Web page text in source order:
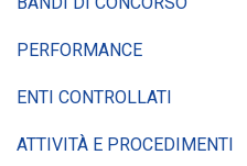
PERFORMANCE
ENTI CONTROLLATI
ATTIVITÀ E PROCEDIMENTI